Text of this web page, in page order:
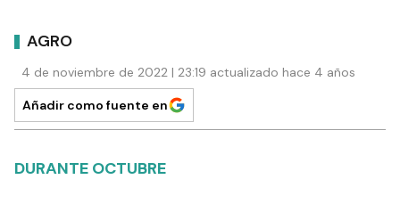
AGRO
4 de noviembre de 2022 | 23:19 actualizado hace 4 años
Añadir como fuente en
DURANTE OCTUBRE